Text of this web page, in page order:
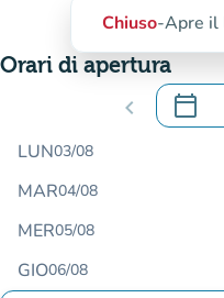
Chiuso-Apre il
Orari di apertura
chevron_left calendar_today
.
LUN03/08
MAR04/08
MER05/08
GIO06/08